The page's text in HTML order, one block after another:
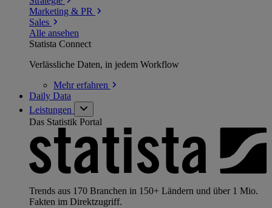
Marketing & PR
Sales
Alle ansehen
Statista Connect
Verlässliche Daten, in jedem Workflow
Mehrerfahren
Daily Data
Leistungen
Das Statistik Portal
Trends aus 170 Branchen in 150+ Ländern und über 1 Mio.
Fakten im Direktzugriff.